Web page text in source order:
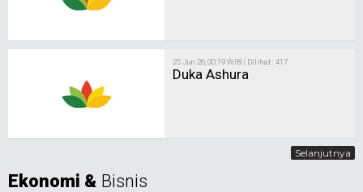
25 Jun 26, 00:19 WIB | Dilihat : 417
Duka Ashura
Selanjutnya
Ekonomi & Bisnis